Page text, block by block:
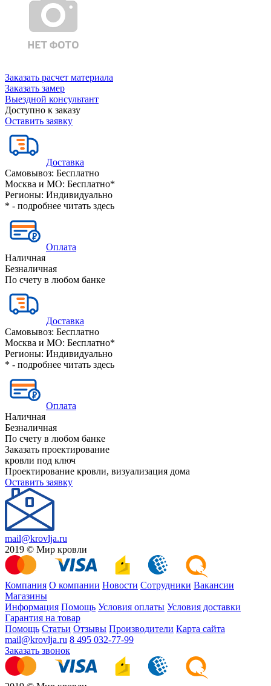
Заказать расчет материала
Заказать замер
Выездной консультант
Доступно к заказу
Оставить заявку
Доставка
Самовывоз: Бесплатно
Москва и МО: Бесплатно*
Регионы: Индивидуально
* - подробнее читать здесь
Оплата
Наличная
Безналичная
По счету в любом банке
Доставка
Самовывоз: Бесплатно
Москва и МО: Бесплатно*
Регионы: Индивидуально
* - подробнее читать здесь
Оплата
Наличная
Безналичная
По счету в любом банке
Заказать проектирование
кровли под ключ
Проектирование кровли, визуализация дома
Оставить заявку
mail@krovlja.ru
2019 © Мир кровли
Компания О компании Новости Сотрудники Вакансии
Магазины
Информация Помощь Условия оплаты Условия доставки
Гарантия на товар
Помощь Статьи Отзывы Производители Карта сайта
mail@krovlja.ru 8 495 032-77-99
Заказать звонок